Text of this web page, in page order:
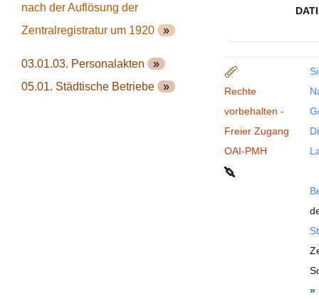
nach der Auflösung der
Zentralregistratur um 1920 »
03.01.03. Personalakten »
05.01. Städtische Betriebe »
Rechte
vorbehalten -
Freier Zugang
OAI-PMH
»